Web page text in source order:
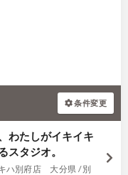
条件変更
わたしがイキイキ
スタジオ。
ハ別府店 大分県 / 別